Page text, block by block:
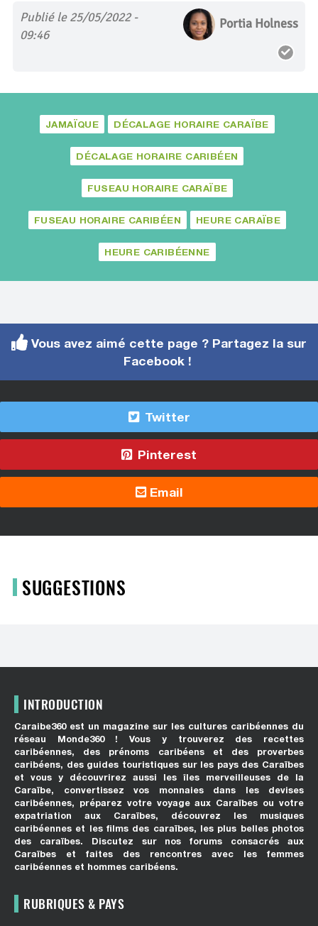
Publié le 25/05/2022 -
09:46
Portia Holness
JAMAÏQUE DÉCALAGE HORAIRE CARAÏBE
DÉCALAGE HORAIRE CARIBÉEN
FUSEAU HORAIRE CARAÏBE
FUSEAU HORAIRE CARIBÉEN HEURE CARAÏBE
HEURE CARIBÉENNE
Vous avez aimé cette page ? Partagez la sur
Facebook !
Twitter
Pinterest
Email
SUGGESTIONS
INTRODUCTION
Caraibe360 est un magazine sur les cultures caribéennes du
réseau Monde360 ! Vous y trouverez des recettes
caribéennes, des prénoms caribéens et des proverbes
caribéens, des guides touristiques sur les pays des Caraïbes
et vous y découvrirez aussi les îles merveilleuses de la
Caraïbe, convertissez vos monnaies dans les devises
caribéennes, préparez votre voyage aux Caraïbes ou votre
expatriation aux Caraïbes, découvrez les musiques
caribéennes et les films des caraïbes, les plus belles photos
des caraïbes. Discutez sur nos forums consacrés aux
Caraïbes et faites des rencontres avec les femmes
caribéennes et hommes caribéens.
RUBRIQUES & PAYS